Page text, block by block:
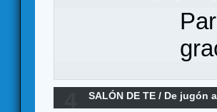
SALÓN DE TE / De jugón